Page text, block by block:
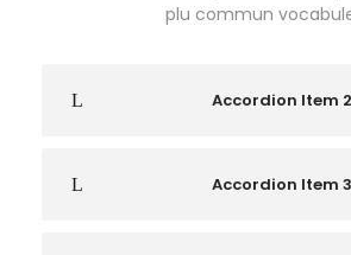
plu commun
Accordion Item 2
Accordion Item 3